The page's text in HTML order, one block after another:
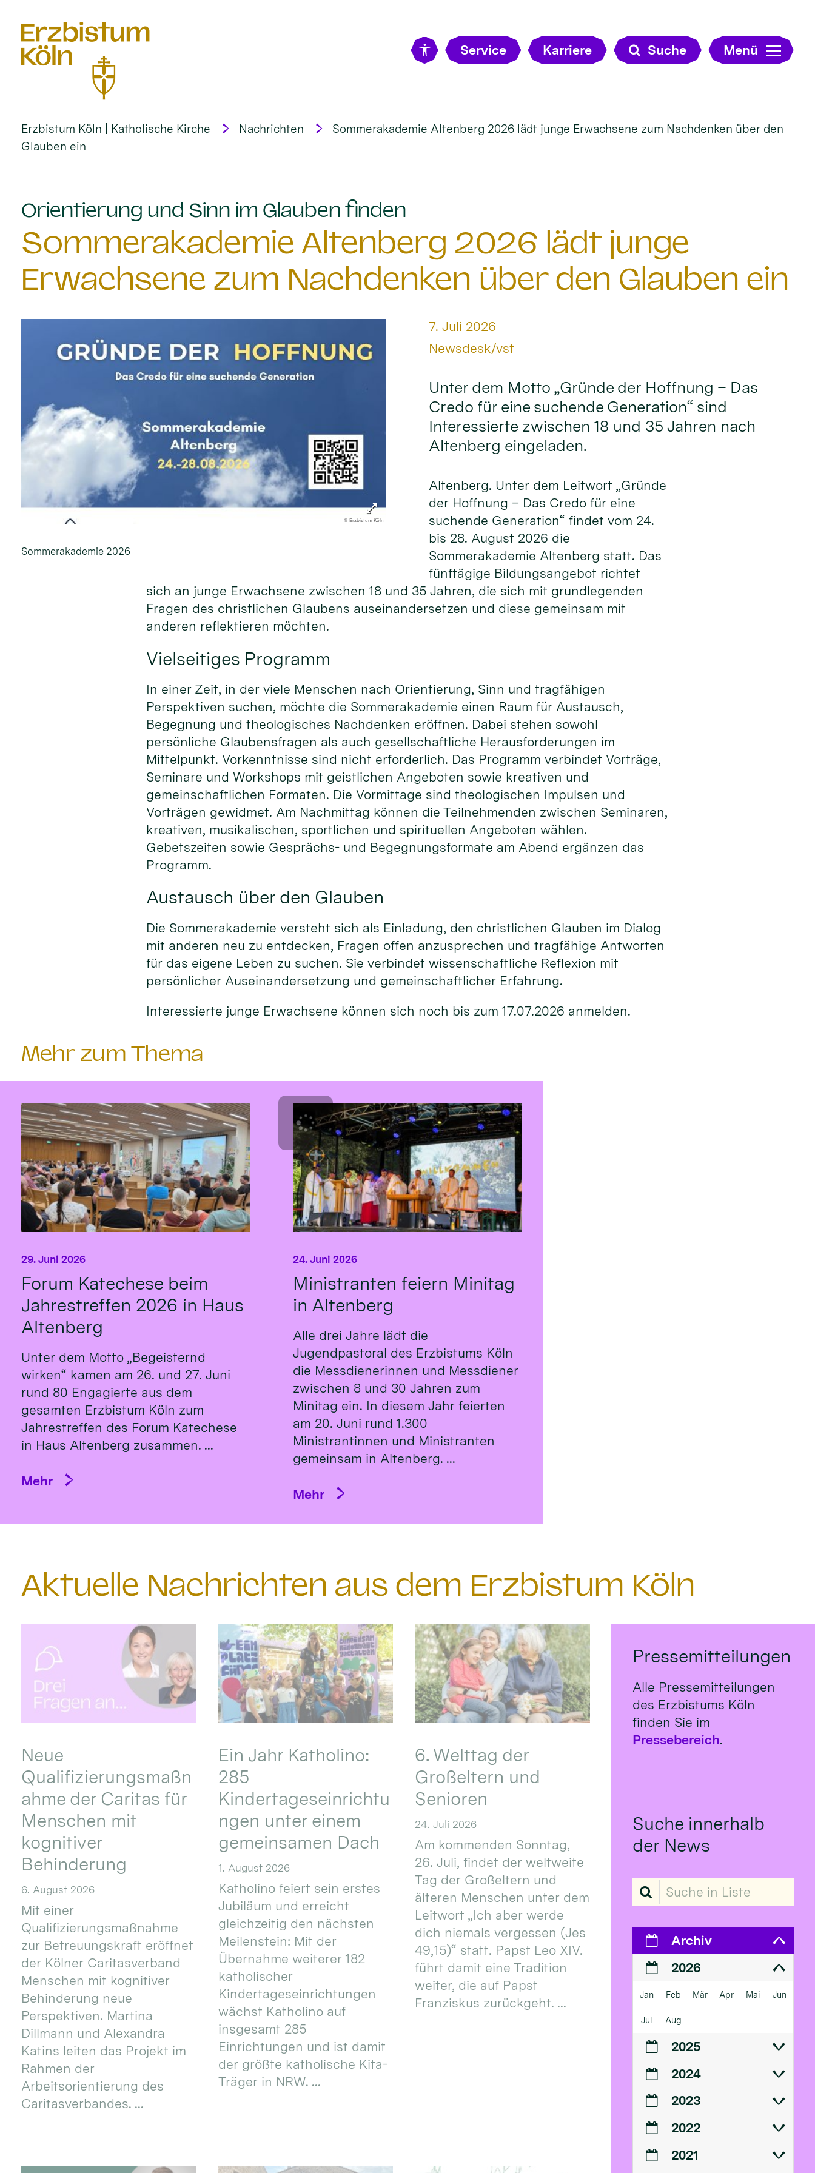
Service Karriere Suche Menü
Erzbistum Köln | Katholische Kirche Nachrichten
Sommerakademie Altenberg 2026 lädt junge Erwachsene zum Nachdenken über den
Glauben ein
Orientierung und Sinn im Glauben finden
Sommerakademie Altenberg 2026 lädt junge
Erwachsene zum Nachdenken über den Glauben ein
© Erzbistum Köln
Sommerakademie 2026
Datum:
7. Juli 2026
Von:
Newsdesk/vst
Unter dem Motto „Gründe der Hoffnung – Das
Credo für eine suchende Generation“ sind
Interessierte zwischen 18 und 35 Jahren nach
Altenberg eingeladen.
Altenberg. Unter dem Leitwort „Gründe
der Hoffnung – Das Credo für eine
suchende Generation“ findet vom 24.
bis 28. August 2026 die
Sommerakademie Altenberg statt. Das
fünftägige Bildungsangebot richtet
sich an junge Erwachsene zwischen 18 und 35 Jahren, die sich mit grundlegenden
Fragen des christlichen Glaubens auseinandersetzen und diese gemeinsam mit
anderen reflektieren möchten.
Vielseitiges Programm
In einer Zeit, in der viele Menschen nach Orientierung, Sinn und tragfähigen
Perspektiven suchen, möchte die Sommerakademie einen Raum für Austausch,
Begegnung und theologisches Nachdenken eröffnen. Dabei stehen sowohl
persönliche Glaubensfragen als auch gesellschaftliche Herausforderungen im
Mittelpunkt. Vorkenntnisse sind nicht erforderlich. Das Programm verbindet Vorträge,
Seminare und Workshops mit geistlichen Angeboten sowie kreativen und
gemeinschaftlichen Formaten. Die Vormittage sind theologischen Impulsen und
Vorträgen gewidmet. Am Nachmittag können die Teilnehmenden zwischen Seminaren,
kreativen, musikalischen, sportlichen und spirituellen Angeboten wählen.
Gebetszeiten sowie Gesprächs- und Begegnungsformate am Abend ergänzen das
Programm.
Austausch über den Glauben
Die Sommerakademie versteht sich als Einladung, den christlichen Glauben im Dialog
mit anderen neu zu entdecken, Fragen offen anzusprechen und tragfähige Antworten
für das eigene Leben zu suchen. Sie verbindet wissenschaftliche Reflexion mit
persönlicher Auseinandersetzung und gemeinschaftlicher Erfahrung.
Interessierte junge Erwachsene können sich noch bis zum 17.07.2026 anmelden.
Mehr zum Thema
Forum Katechese beim
Jahrestreffen 2026 in Haus
Altenberg
29. Juni 2026
Unter dem Motto „Begeisternd
wirken“ kamen am 26. und 27. Juni
rund 80 Engagierte aus dem
gesamten Erzbistum Köln zum
Jahrestreffen des Forum Katechese
in Haus Altenberg zusammen. ...
Mehr
Ministranten feiern Minitag
in Altenberg
24. Juni 2026
Alle drei Jahre lädt die
Jugendpastoral des Erzbistums Köln
die Messdienerinnen und Messdiener
zwischen 8 und 30 Jahren zum
Minitag ein. In diesem Jahr feierten
am 20. Juni rund 1.300
Ministrantinnen und Ministranten
gemeinsam in Altenberg. ...
Mehr
Aktuelle Nachrichten aus dem Erzbistum Köln
Neue
Qualifizierungsmaßn
ahme der Caritas für
Menschen mit
kognitiver
Behinderung
6. August 2026
Mit einer
Qualifizierungsmaßnahme
zur Betreuungskraft eröffnet
der Kölner Caritasverband
Menschen mit kognitiver
Behinderung neue
Perspektiven. Martina
Dillmann und Alexandra
Katins leiten das Projekt im
Rahmen der
Arbeitsorientierung des
Caritasverbandes. ...
Ein Jahr Katholino:
285
Kindertageseinrichtu
ngen unter einem
gemeinsamen Dach
1. August 2026
Katholino feiert sein erstes
Jubiläum und erreicht
gleichzeitig den nächsten
Meilenstein: Mit der
Übernahme weiterer 182
katholischer
Kindertageseinrichtungen
wächst Katholino auf
insgesamt 285
Einrichtungen und ist damit
der größte katholische Kita-
Träger in NRW. ...
6. Welttag der
Großeltern und
Senioren
24. Juli 2026
Am kommenden Sonntag,
26. Juli, findet der weltweite
Tag der Großeltern und
älteren Menschen unter dem
Leitwort „Ich aber werde
dich niemals vergessen (Jes
49,15)“ statt. Papst Leo XIV.
führt damit eine Tradition
weiter, die auf Papst
Franziskus zurückgeht. ...
Pressemitteilungen
Alle Pressemitteilungen
des Erzbistums Köln
finden Sie im
Pressebereich.
Suche innerhalb
der News
Suche in Liste
Archiv
2026
Jan Feb Mär Apr Mai Jun
Jul Aug
2025
2024
2023
2022
2021